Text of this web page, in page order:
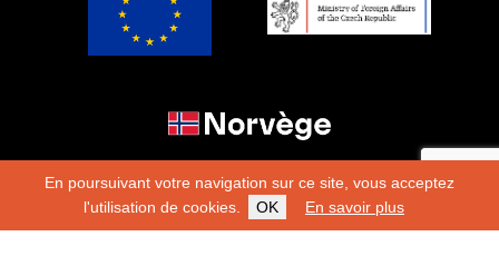
En poursuivant votre navigation sur ce site, vous acceptez
l'utilisation de cookies.
OK En savoir plus